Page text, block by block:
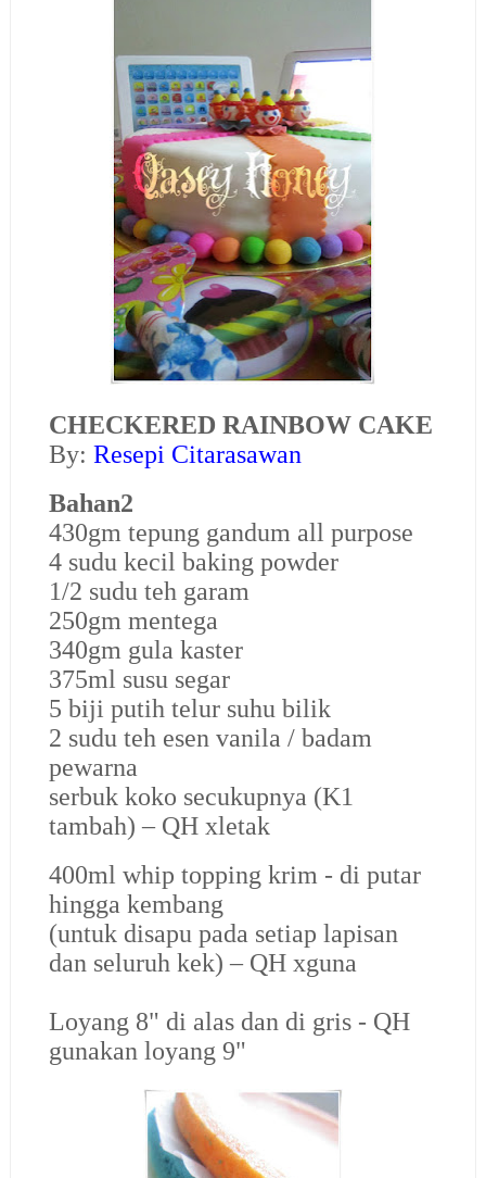
CHECKERED RAINBOW CAKE
By: Resepi Citarasawan
Bahan2
430gm tepung gandum all purpose
4 sudu kecil baking powder
1/2 sudu teh garam
250gm mentega
340gm gula kaster
375ml susu segar
5 biji putih telur suhu bilik
2 sudu teh esen vanila / badam
pewarna
serbuk koko secukupnya (K1
tambah) – QH xletak
400ml whip topping krim - di putar
hingga kembang
(untuk disapu pada setiap lapisan
dan seluruh kek) – QH xguna
Loyang 8" di alas dan di gris - QH
gunakan loyang 9"